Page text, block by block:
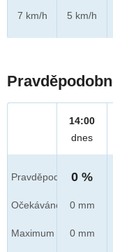
7 km/h
5 km/h
Pravděpod.
Očekáváno
Maximum
14:00
dnes
0 %
0 mm
0 mm